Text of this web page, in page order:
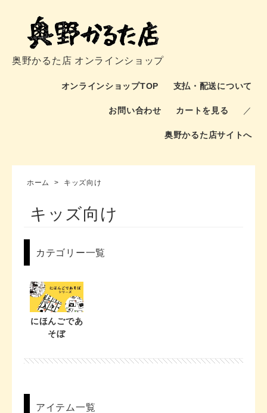
奥野かるた店 オンラインショップ
オンラインショップTOP 支払・配送について
お問い合わせ カートを見る ／
奥野かるた店サイトへ
ホーム > キッズ向け
キッズ向け
カテゴリー一覧
にほんごであ
そぼ
アイテム一覧